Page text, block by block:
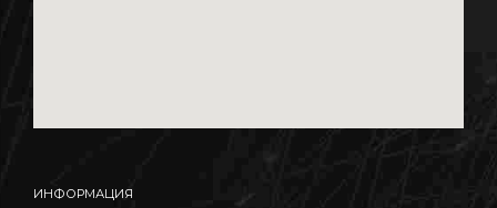
ИНФОРМАЦИЯ